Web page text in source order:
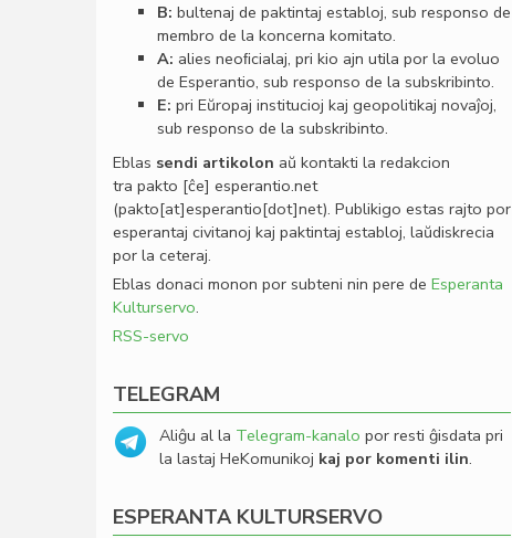
B: bultenaj de paktintaj establoj, sub responso de
membro de la koncerna komitato.
A: alies neoﬁcialaj, pri kio ajn utila por la evoluo
de Esperantio, sub responso de la subskribinto.
E: pri Eŭropaj institucioj kaj geopolitikaj novaĵoj,
sub responso de la subskribinto.
Eblas sendi artikolon aŭ kontakti la redakcion
tra pakto [ĉe] esperantio.net
(pakto[at]esperantio[dot]net). Publikigo estas rajto por
esperantaj civitanoj kaj paktintaj establoj, laŭdiskrecia
por la ceteraj.
Eblas donaci monon por subteni nin pere de Esperanta
Kulturservo.
RSS-servo
TELEGRAM
Aliĝu al la Telegram-kanalo por resti ĝisdata pri
la lastaj HeKomunikoj kaj por komenti ilin.
ESPERANTA KULTURSERVO